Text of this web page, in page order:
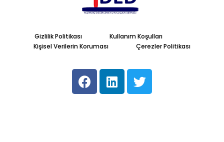
Gizlilik Politikası
Kullanım Koşulları
Kişisel Verilerin Koruması
Çerezler Politikası